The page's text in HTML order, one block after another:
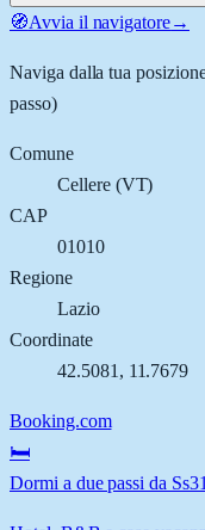
🧭Avvia il navigatore→
Naviga dalla tua
passo)
Comune
Cellere(VT)
CAP
01010
Regione
Lazio
Coordinate
42.5081 , 11.7679
Booking.com
🛏️
Dormi a due passi da